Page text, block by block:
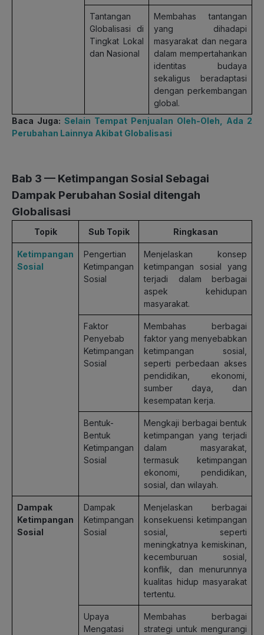
Tantangan
Globalisasi di
Tingkat Lokal
dan Nasional
Membahas tantangan
yang dihadapi
masyarakat dan negara
dalam mempertahankan
identitas budaya
sekaligus beradaptasi
dengan perkembangan
global.
Baca Juga: Selain Tempat Penjualan Oleh-Oleh, Ada 2
Perubahan Lainnya Akibat Globalisasi
Bab 3 — Ketimpangan Sosial Sebagai
Dampak Perubahan Sosial ditengah
Globalisasi
Topik Sub Topik Ringkasan
Ketimpangan
Sosial
Pengertian
Ketimpangan
Sosial
Menjelaskan konsep
ketimpangan sosial yang
terjadi dalam berbagai
aspek kehidupan
masyarakat.
Faktor
Penyebab
Ketimpangan
Sosial
Membahas berbagai
faktor yang menyebabkan
ketimpangan sosial,
seperti perbedaan akses
pendidikan, ekonomi,
sumber daya, dan
kesempatan kerja.
Bentuk-
Bentuk
Ketimpangan
Sosial
Mengkaji berbagai bentuk
ketimpangan yang terjadi
dalam masyarakat,
termasuk ketimpangan
ekonomi, pendidikan,
sosial, dan wilayah.
Dampak
Ketimpangan
Sosial
Dampak
Ketimpangan
Sosial
Menjelaskan berbagai
konsekuensi ketimpangan
sosial, seperti
meningkatnya kemiskinan,
kecemburuan sosial,
konflik, dan menurunnya
kualitas hidup masyarakat
tertentu.
Upaya
Mengatasi
Membahas berbagai
strategi untuk mengurangi